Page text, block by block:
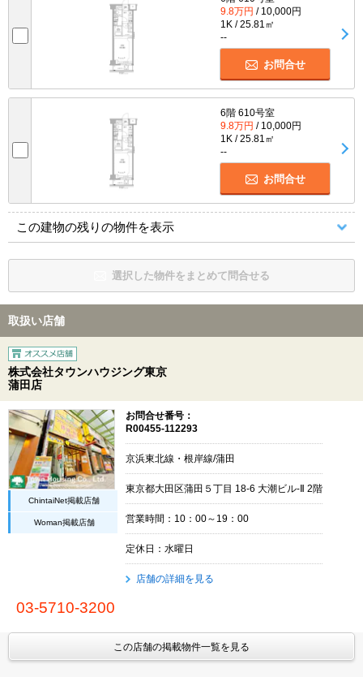
9.8万円 / 10,000円
1K / 25.81㎡
--
お問合せ
6階 610号室
9.8万円 / 10,000円
1K / 25.81㎡
--
お問合せ
この建物の残りの物件を表示
選択した物件をまとめて問合せる
取扱い店舗
株式会社タウンハウジング東京
蒲田店
ChintaiNet掲載店舗
Woman掲載店舗
お問合せ番号：
R00455-112293
京浜東北線・根岸線/蒲田
東京都大田区蒲田５丁目 18-6 大潮ビル-Ⅱ 2階
営業時間：10：00～19：00
定休日：水曜日
店舗の詳細を見る
03-5710-3200
この店舗の掲載物件一覧を見る